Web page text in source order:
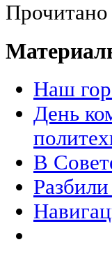
Прочитано
Наш
День
В